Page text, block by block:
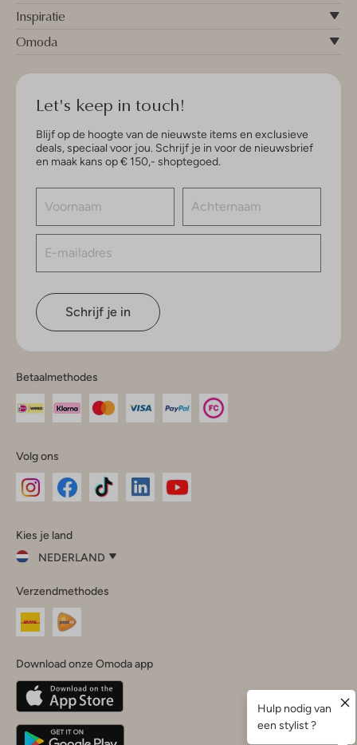
Inspiratie
Omoda
Let's keep in touch!
Blijf op de hoogte van de nieuwste items en exclusieve
deals, speciaal voor jou. Schrijf je in voor de nieuwsbrief
en maak kans op € 150,- shoptegoed.
Schrijf je in
Betaalmethodes
Volg ons
InstagramFacebook
Kies je land
NEDERLAND
je
land
Nederland
Belgique(Français)
Deutschland
Verzendmethodes
Download onze Omoda app